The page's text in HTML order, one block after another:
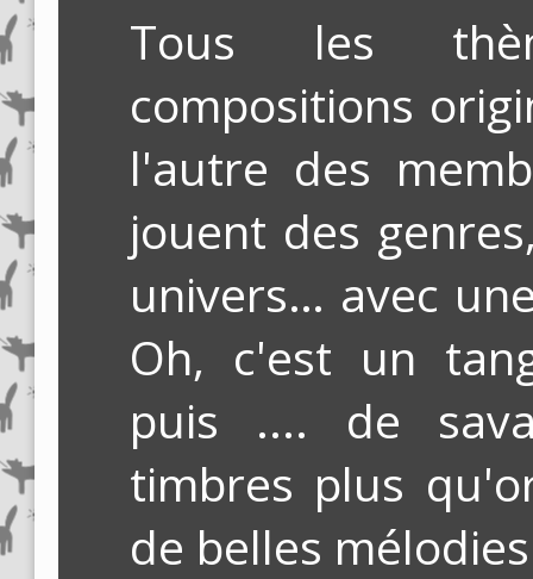
Tous les
compositions
l'autre des
jouent des
univers… avec
Oh, c'est un
puis .... de
timbres plus
de belles